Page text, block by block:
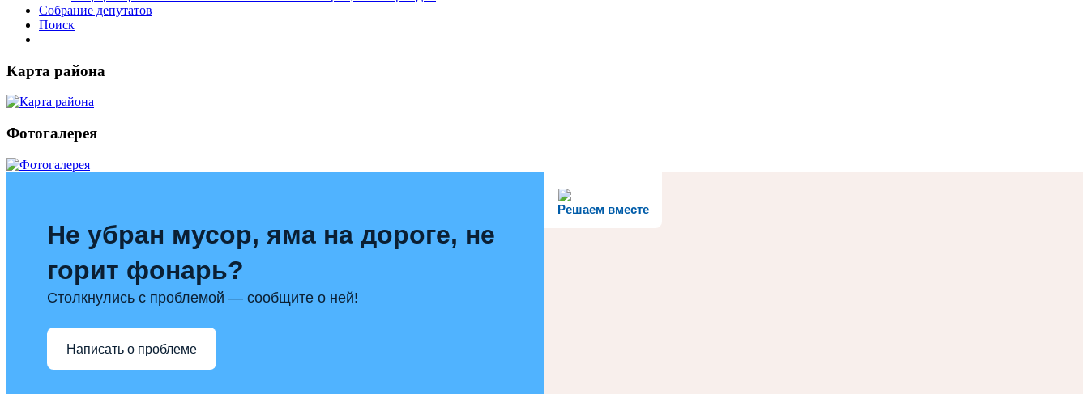
Собрание депутатов
Поиск
Карта района
Фотогалерея
Решаем вместе
Не убран мусор, яма на дороге, не
горит фонарь?
Столкнулись с проблемой — сообщите о ней!
Написать о проблеме